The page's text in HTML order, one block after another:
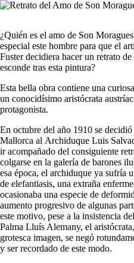
¿Quién es el amo de Son
especial este hombre para que el
Fuster decidiera hacer un retrato
esconde tras esta pintura?
Esta bella obra contiene una
un conocidísimo aristócrata
protagonista.
En octubre del año 1910 se
Mallorca al Archiduque Luis
ir acompañado del consiguiente
colgarse en la galería de barones
esa época, el archiduque ya sufría
de elefantiasis, una extraña
ocasionaba una especie de
aumento progresivo de algunas
este motivo, pese a la insistencia
Palma Lluís Alemany, el
grotesca imagen, se negó
y ser recordado de este modo.